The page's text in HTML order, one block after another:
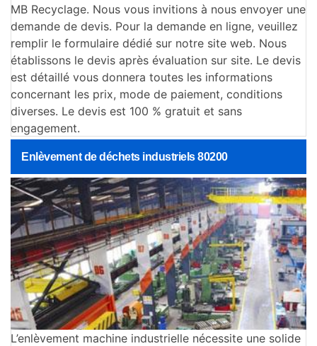
MB Recyclage. Nous vous invitions à nous envoyer une
demande de devis. Pour la demande en ligne, veuillez
remplir le formulaire dédié sur notre site web. Nous
établissons le devis après évaluation sur site. Le devis
est détaillé vous donnera toutes les informations
concernant les prix, mode de paiement, conditions
diverses. Le devis est 100 % gratuit et sans
engagement.
Enlèvement de déchets industriels 80200
L’enlèvement machine industrielle nécessite une solide